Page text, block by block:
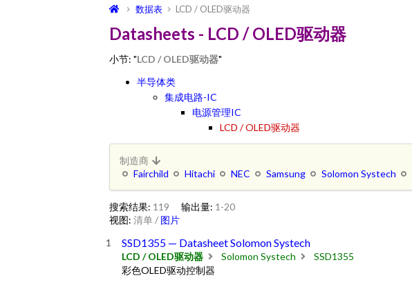
数据表 LCD / OLED驱动器
Datasheets - LCD / OLED驱动器
小节: "LCD / OLED驱动器"
半导体类
集成电路-IC
电源管理IC
LCD / OLED驱动器
制造商
Fairchild
Hitachi NEC Samsung Solomon Systech
搜索结果: 119 输出量: 1-20
视图: 清单/ 图片
SSD1355 — Datasheet Solomon Systech
LCD / OLED驱动器 Solomon Systech
SSD1355
彩色OLED驱动控制器